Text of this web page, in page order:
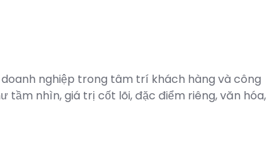
nghiệp trong tâm trí khách hàng và công
tầm nhìn, giá trị cốt lõi, đặc điểm riêng, văn hóa,